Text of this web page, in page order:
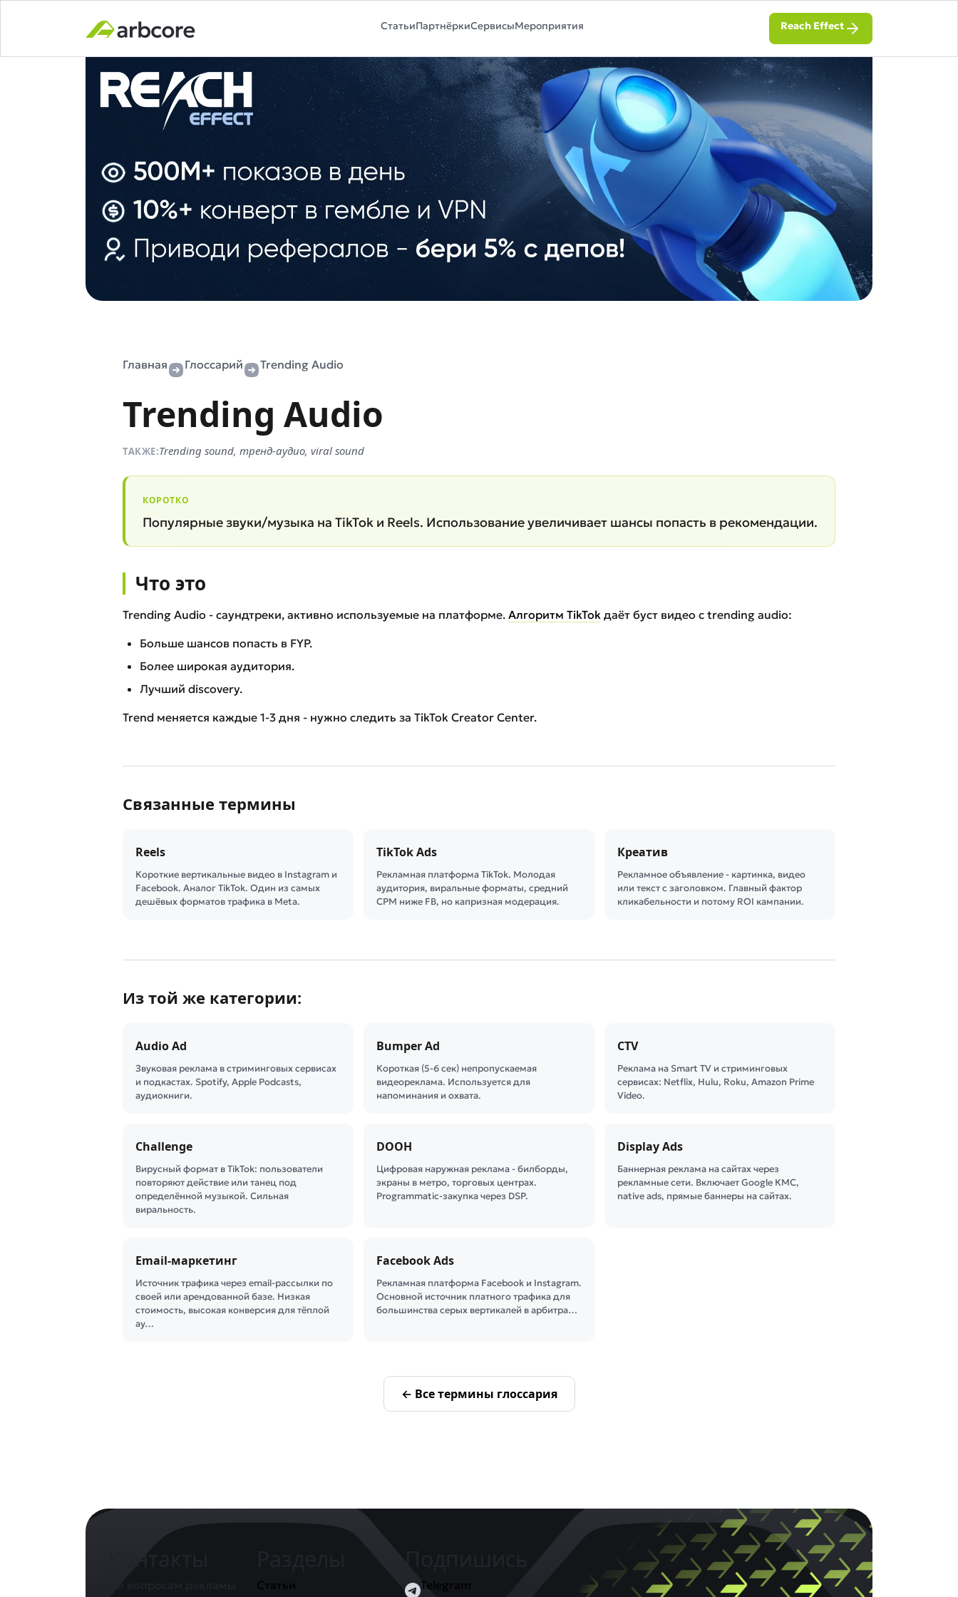
СтатьиПартнёркиСервисыМероприятия Reach Effect
Главная Глоссарий Trending Audio
Trending Audio
ТАКЖЕ:Trending sound, тренд-аудио, viral sound
КОРОТКО
Популярные звуки/музыка на TikTok и Reels. Использование увеличивает шансы попасть в рекомендации.
Что это
Trending Audio - саундтреки, активно используемые на платформе. Алгоритм TikTok даёт буст видео с trending audio:
Больше шансов попасть в FYP.
Более широкая аудитория.
Лучший discovery.
Trend меняется каждые 1-3 дня - нужно следить за TikTok Creator Center.
Связанные термины
Reels
Короткие вертикальные видео в Instagram и
Facebook. Аналог TikTok. Один из самых
дешёвых форматов трафика в Meta.
TikTok Ads
Рекламная платформа TikTok. Молодая
аудитория, виральные форматы, средний
CPM ниже FB, но капризная модерация.
Креатив
Рекламное объявление - картинка, видео
или текст с заголовком. Главный фактор
кликабельности и потому ROI кампании.
Из той же категории:
Audio Ad
Звуковая реклама в стриминговых сервисах
и подкастах. Spotify, Apple Podcasts,
аудиокниги.
Bumper Ad
Короткая (5-6 сек) непропускаемая
видеореклама. Используется для
напоминания и охвата.
CTV
Реклама на Smart TV и стриминговых
сервисах: Netflix, Hulu, Roku, Amazon Prime
Video.
Challenge
Вирусный формат в TikTok: пользователи
повторяют действие или танец под
определённой музыкой. Сильная
виральность.
DOOH
Цифровая наружная реклама - билборды,
экраны в метро, торговых центрах.
Programmatic-закупка через DSP.
Display Ads
Баннерная реклама на сайтах через
рекламные сети. Включает Google КМС,
native ads, прямые баннеры на сайтах.
Email-маркетинг
Источник трафика через email-рассылки по
своей или арендованной базе. Низкая
стоимость, высокая конверсия для тёплой
ау…
Facebook Ads
Рекламная платформа Facebook и Instagram.
Основной источник платного трафика для
большинства серых вертикалей в арбитра…
← Все термины глоссария
Статьи Telegram